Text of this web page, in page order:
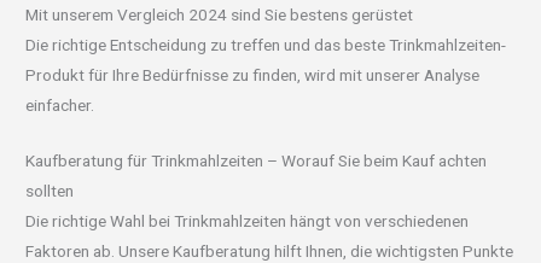
Mit unserem Vergleich 2024 sind Sie bestens gerüstet
Die richtige Entscheidung zu treffen und das beste Trinkmahlzeiten-
Produkt für Ihre Bedürfnisse zu finden, wird mit unserer Analyse
einfacher.
Kaufberatung für Trinkmahlzeiten – Worauf Sie beim Kauf achten
sollten
Die richtige Wahl bei Trinkmahlzeiten hängt von verschiedenen
Faktoren ab. Unsere Kaufberatung hilft Ihnen, die wichtigsten Punkte